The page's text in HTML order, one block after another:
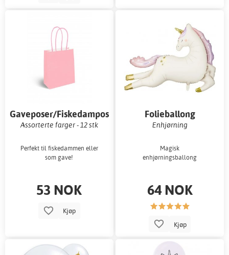
Gaveposer/Fiskedamposer
Assorterte farger - 12 stk
Perfekt til fiskedammen eller
som gave!
53 NOK
Kjøp
Folieballong
Enhjørning
Magisk
enhjørningsballong
64 NOK
Kjøp